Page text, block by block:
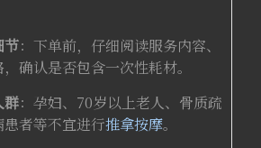
节：下单前，仔细阅读服务内容、
确认是否包含一次性耗材。
群：孕妇、70岁以上老人、骨质疏
者等不宜进行推拿按摩。